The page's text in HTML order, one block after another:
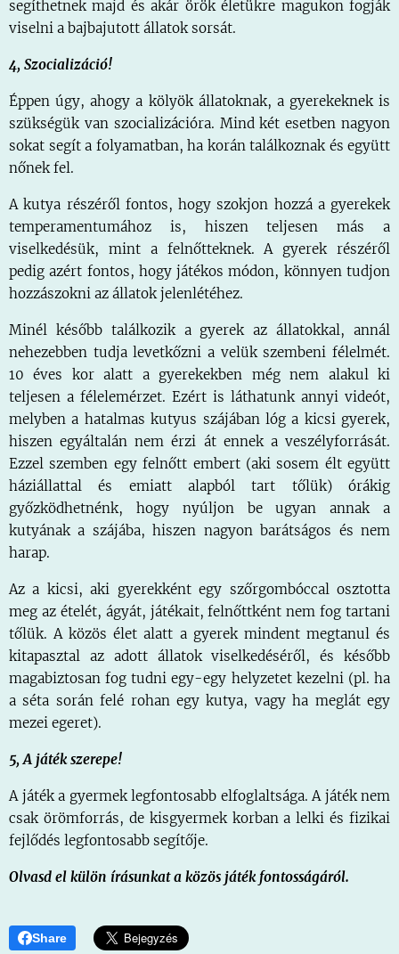
segíthetnek majd és akár örök életükre magukon fogják
viselni a bajbajutott állatok sorsát.
4, Szocializáció!
Éppen úgy, ahogy a kölyök állatoknak, a gyerekeknek is
szükségük van szocializációra. Mind két esetben nagyon
sokat segít a folyamatban, ha korán találkoznak és együtt
nőnek fel.
A kutya részéről fontos, hogy szokjon hozzá a gyerekek
temperamentumához is, hiszen teljesen más a
viselkedésük, mint a felnőtteknek. A gyerek részéről
pedig azért fontos, hogy játékos módon, könnyen tudjon
hozzászokni az állatok jelenlétéhez.
Minél később találkozik a gyerek az állatokkal, annál
nehezebben tudja levetkőzni a velük szembeni félelmét.
10 éves kor alatt a gyerekekben még nem alakul ki
teljesen a félelemérzet. Ezért is láthatunk annyi videót,
melyben a hatalmas kutyus szájában lóg a kicsi gyerek,
hiszen egyáltalán nem érzi át ennek a veszélyforrását.
Ezzel szemben egy felnőtt embert (aki sosem élt együtt
háziállattal és emiatt alapból tart tőlük) órákig
győzködhetnénk, hogy nyúljon be ugyan annak a
kutyának a szájába, hiszen nagyon barátságos és nem
harap.
Az a kicsi, aki gyerekként egy szőrgombóccal osztotta
meg az ételét, ágyát, játékait, felnőttként nem fog tartani
tőlük. A közös élet alatt a gyerek mindent megtanul és
kitapasztal az adott állatok viselkedéséről, és később
magabiztosan fog tudni egy-egy helyzetet kezelni (pl. ha
a séta során felé rohan egy kutya, vagy ha meglát egy
mezei egeret).
5, A játék szerepe!
A játék a gyermek legfontosabb elfoglaltsága. A játék nem
csak örömforrás, de kisgyermek korban a lelki és fizikai
fejlődés legfontosabb segítője.
Olvasd el külön írásunkat a közös játék fontosságáról.
Share